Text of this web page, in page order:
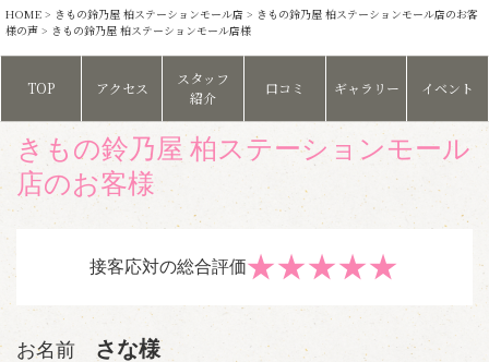
HOME > きもの鈴乃屋 柏ステーションモール店 > きもの鈴乃屋 柏ステーションモール店のお客
様の声 > きもの鈴乃屋 柏ステーションモール店様
TOP アクセス
スタッフ
紹介
口コミ ギャラリー イベント
きもの鈴乃屋 柏ステーションモール
店のお客様
接客応対の総合評価 ★
★
★
★
★
お名前 さな様